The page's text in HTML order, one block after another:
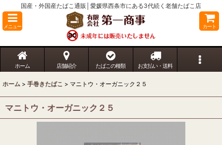
国産・外国産たばこ通販│愛媛県西条市にある3代続く老舗たばこ店
メニュー カート
ホーム 店舗紹介 たばこの種類 お支払い・送料
ホーム > 手巻きたばこ > マニトウ・オーガニック２５
マニトウ・オーガニック２５